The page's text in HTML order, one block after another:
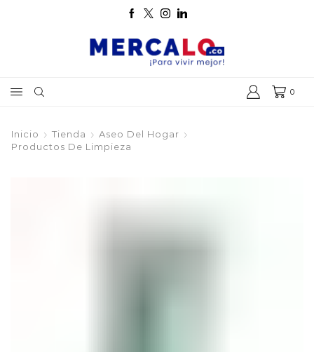
0
Inicio Tienda
Aseo Del Hogar
Productos De Limpieza